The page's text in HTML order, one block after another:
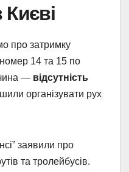
про затримку
14 та 15 по
— відсутність
організувати рух
заявили про
та тролейбусів.